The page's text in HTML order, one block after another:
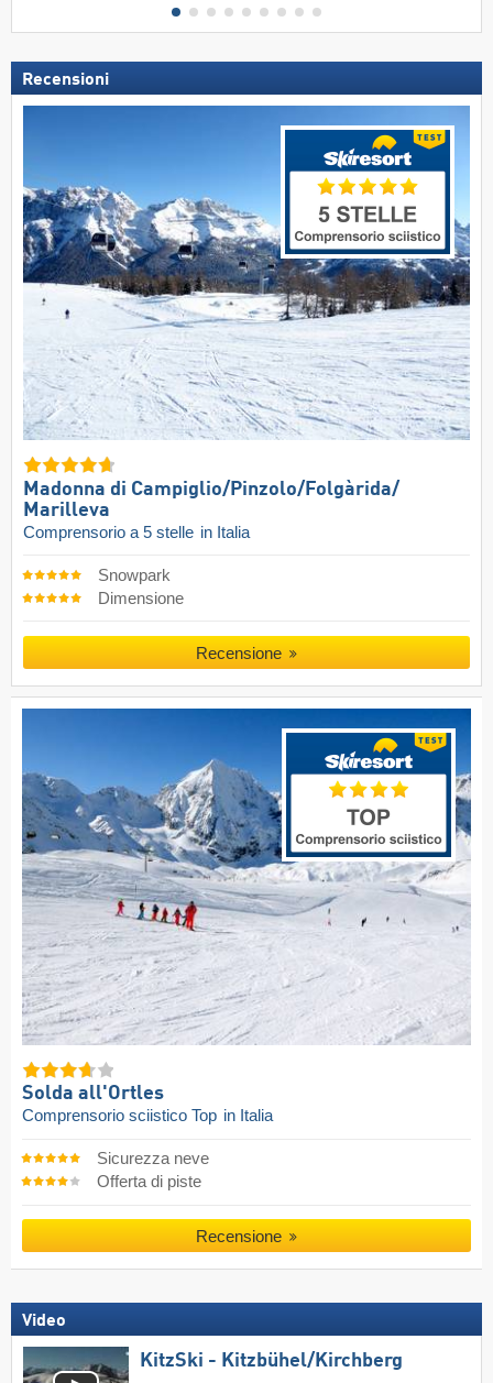
Recensioni
Madonna di Campiglio/​Pinzolo/​Folgàrida/​
Marilleva
Comprensorio a 5 stelle in Italia
Snowpark
Dimensione
Recensione
Solda all'Ortles
Comprensorio sciistico Top in Italia
Sicurezza neve
Offerta di piste
Recensione
Video
KitzSki - Kitzbühel/​Kirchberg